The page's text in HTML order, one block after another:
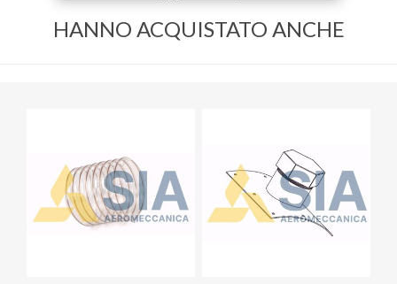
HANNO ACQUISTATO ANCHE